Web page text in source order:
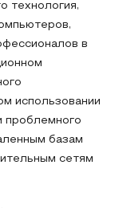
технология,
в
использовании
проблемного
базам
сетям